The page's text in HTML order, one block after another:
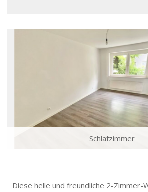
Schlafzimmer
Diese helle und freundliche 2-Zimmer-